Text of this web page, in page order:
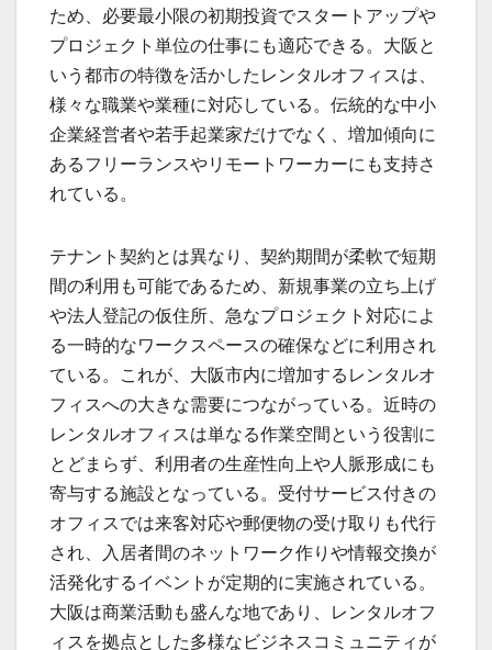
ため、必要最小限の初期投資でスタートアップや
プロジェクト単位の仕事にも適応できる。大阪と
いう都市の特徴を活かしたレンタルオフィスは、
様々な職業や業種に対応している。伝統的な中小
企業経営者や若手起業家だけでなく、増加傾向に
あるフリーランスやリモートワーカーにも支持さ
れている。
テナント契約とは異なり、契約期間が柔軟で短期
間の利用も可能であるため、新規事業の立ち上げ
や法人登記の仮住所、急なプロジェクト対応によ
る一時的なワークスペースの確保などに利用され
ている。これが、大阪市内に増加するレンタルオ
フィスへの大きな需要につながっている。近時の
レンタルオフィスは単なる作業空間という役割に
とどまらず、利用者の生産性向上や人脈形成にも
寄与する施設となっている。受付サービス付きの
オフィスでは来客対応や郵便物の受け取りも代行
され、入居者間のネットワーク作りや情報交換が
活発化するイベントが定期的に実施されている。
大阪は商業活動も盛んな地であり、レンタルオフ
ィスを拠点とした多様なビジネスコミュニティが